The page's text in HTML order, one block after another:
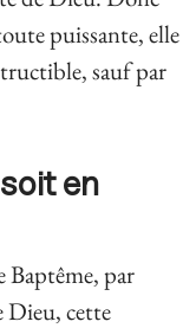
puissante, elle
sauf par
en
Baptême, par
Dieu, cette